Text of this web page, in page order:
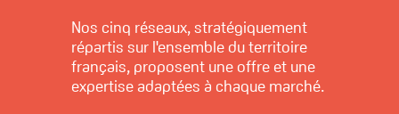
Nos cinq réseaux, stratégiquement
répartis sur l'ensemble du territoire
français, proposent une offre et une
expertise adaptées à chaque marché.